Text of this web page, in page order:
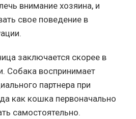
внимание хозяина, и
свое поведение в
заключается скорее в
Собака воспринимает
партнера при
как кошка первоначально
самостоятельно.